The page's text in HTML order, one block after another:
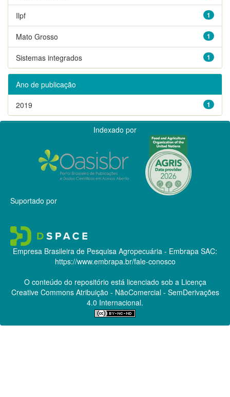
1
Ilpf
1
Mato Grosso
1
Sistemas integrados
Ano de publicação
1
2019
Indexado por
Suportado por
Empresa Brasileira de Pesquisa Agropecuária - Embrapa SAC:
https://www.embrapa.br/fale-conosco
O conteúdo do repositório está licenciado sob a Licença
Creative CommonsAtribuição - NãoComercial - SemDerivações
4.0 Internacional.